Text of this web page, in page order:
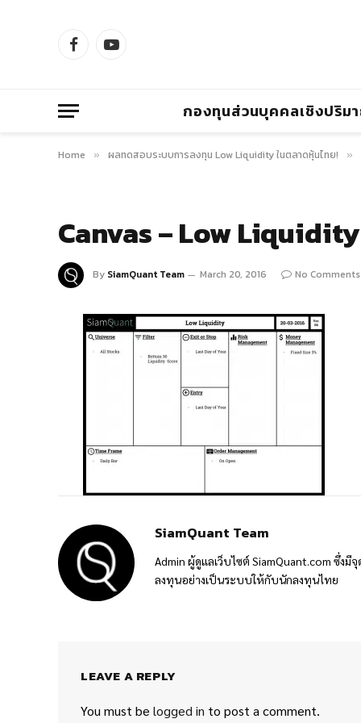
FacebookYouTube
กองทุนส่วนบุคคลเชิงปริม
Home » ผลทดสอบระบบการลงทุน Low Liquidity ในตลาดหุ้นไทย! »
Canvas – Low Liquidity
By SiamQuant Team March 20, 2016 No Comments
SiamQuant Team
Admin ผู้ดูแลเว็บไซต์ SiamQuant.com ซึ่ง
ลงทุนอย่างเป็นระบบให้กับนักลงทุนไทย
LEAVE A REPLY
You must be logged in to post a comment.